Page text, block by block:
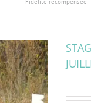
Fidélité récompensée